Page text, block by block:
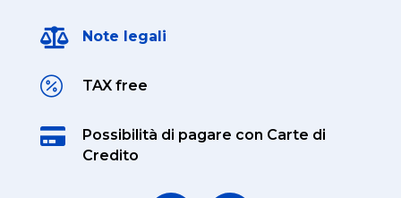
 Note legali
 TAX free
 Possibilità di pagare con Carte di
Credito